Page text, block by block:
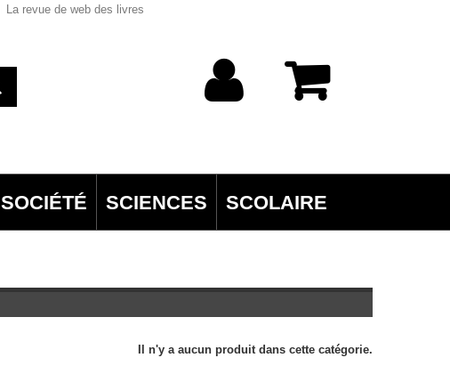
La revue de web des livres
SOCIÉTÉ SCIENCES SCOLAIRE
Il n'y a aucun produit dans cette catégorie.